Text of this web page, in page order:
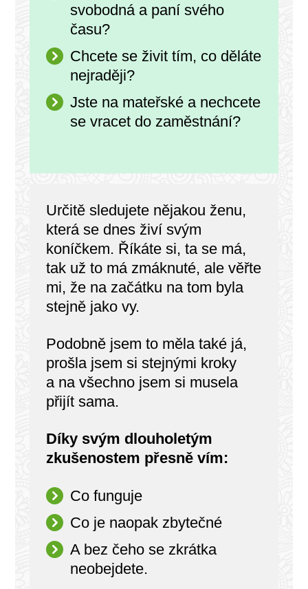
svobodná a paní svého
času?
Chcete se živit tím, co děláte
nejraději?
Jste na mateřské a nechcete
se vracet do zaměstnání?
Určitě sledujete nějakou ženu,
která se dnes živí svým
koníčkem. Říkáte si, ta se má,
tak už to má zmáknuté, ale věřte
mi, že na začátku na tom byla
stejně jako vy.
Podobně jsem to měla také já,
prošla jsem si stejnými kroky
a na všechno jsem si musela
přijít sama.
Díky svým dlouholetým
zkušenostem přesně vím:
Co funguje
Co je naopak zbytečné
A bez čeho se zkrátka
neobejdete.